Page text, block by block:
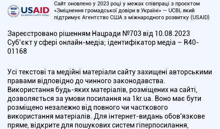
Сайт оновлено у 2023 році у межах співпраці з проєктом
«Зміцнення громадської довіри в Україні» — UCBI, який
підтримує Агентство США з міжнародного розвитку (USAID)
Зареєстровано рішенням Нацради №703 від 10.08.2023
Cуб’єкт у сфері онлайн-медіа; ідентифікатор медіа – R40-
01168
Усі текстові та медійні матеріали сайту захищені авторськими
правами відповідно до чинного законодавства.
Використання будь-яких матеріалів, розміщених на сайті,
дозволяється за умови посилання на 1kr.ua. Воно має бути
розміщено незалежно від повного чи часткового
використання матеріалів. Для інтернет-видань обов'язкове
пряме, відкрите для пошукових систем гіперпосилання,